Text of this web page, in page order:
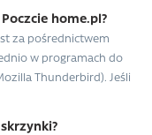
home.pl?
za pośrednictwem
w programach do
Thunderbird). Jeśli